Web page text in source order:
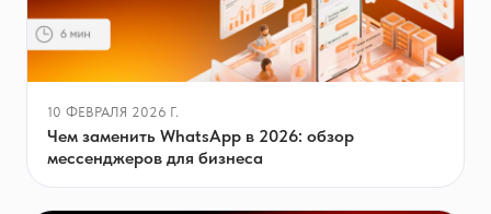
10 ФЕВРАЛЯ 2026 Г.
Чем заменить WhatsApp в 2026: обзор
мессенджеров для бизнеса